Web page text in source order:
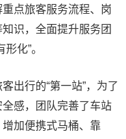
点旅客服务流程、岗
识，全面提升服务团
化”。
出行的“第一站”，为了
感，团队完善了车站
加便携式马桶、靠